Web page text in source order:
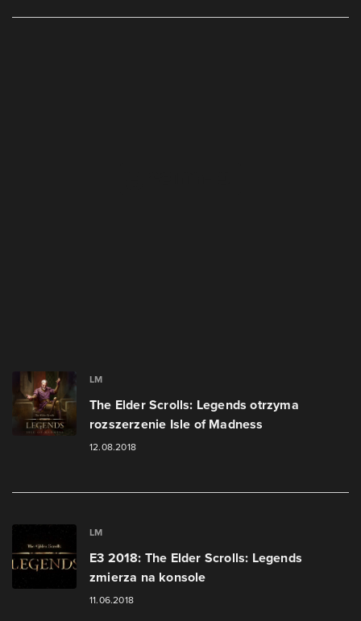
LM
The Elder Scrolls: Legends otrzyma
rozszerzenie Isle of Madness
12.08.2018
LM
E3 2018: The Elder Scrolls: Legends
zmierza na konsole
11.06.2018